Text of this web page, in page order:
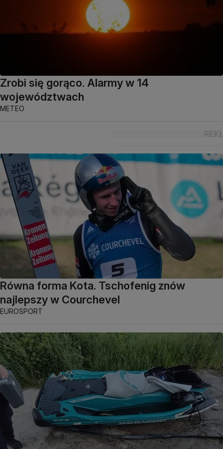
Zrobi się gorąco. Alarmy w 14
województwach
METEO
Równa forma Kota. Tschofenig znów
najlepszy w Courchevel
EUROSPORT